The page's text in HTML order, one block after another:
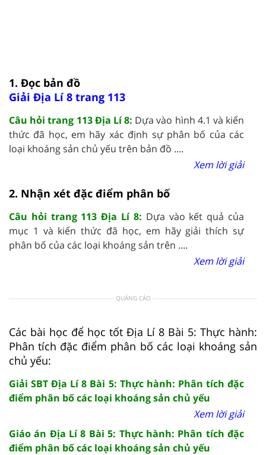
1. Đọc bản đồ
Giải Địa Lí 8 trang 113
Câu hỏi trang 113 Địa Lí 8: Dựa vào hình 4.1 và kiến
thức đã học, em hãy xác định sự phân bố của các
loại khoáng sản chủ yếu trên bản đồ ....
Xem lời giải
2. Nhận xét đặc điểm phân bố
Câu hỏi trang 113 Địa Lí 8: Dựa vào kết quả của
mục 1 và kiến thức đã học, em hãy giải thích sự
phân bố của các loại khoáng sản trên ....
Xem lời giải
QUẢNG CÁO
Các bài học để học tốt Địa Lí 8 Bài 5: Thực hành:
Phân tích đặc điểm phân bố các loại khoáng sản
chủ yếu:
Giải SBT Địa Lí 8 Bài 5: Thực hành: Phân tích đặc
điểm phân bố các loại khoáng sản chủ yếu
Xem lời giải
Giáo án Địa Lí 8 Bài 5: Thực hành: Phân tích đặc
điểm phân bố các loại khoáng sản chủ yếu